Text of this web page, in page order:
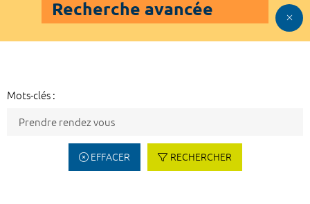
Recherche avancée
Mots-clés :
EFFACER RECHERCHER